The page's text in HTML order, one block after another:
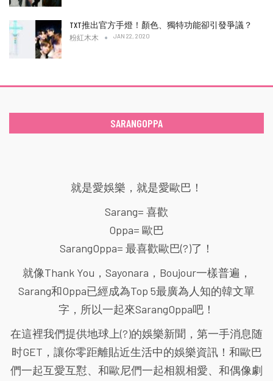
TXT推出官方手燈！顏色、獨特功能卻引發爭議？
粉紅木木 JAN 22, 2020
SARANGOPPA
就是愛娛樂，就是愛歐巴！
Sarang= 喜歡
Oppa= 歐巴
SarangOppa= 最喜歡歐巴(?)了！
就像Thank You，Sayonara，Boujour一樣普遍，
Sarang和Oppa已經成為Top 5最廣為人知的韓文單
字，所以一起來SarangOppa吧！
在這裡我們提供地球上(?)的娛樂新聞，第一手消息随
时GET，讓你零距離貼近生活中的娛樂資訊！和歐巴
們一起互愛互懟、和歐尼們一起相親相愛、和偶像劇